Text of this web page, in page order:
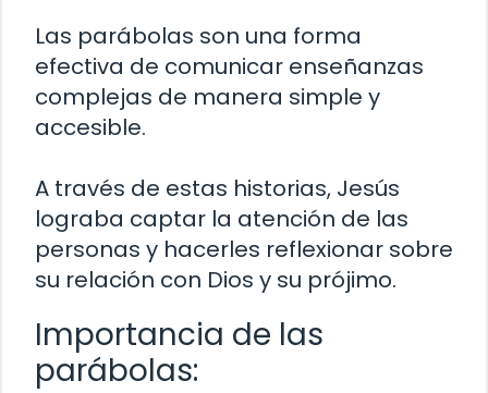
Las parábolas son una forma
efectiva de comunicar enseñanzas
complejas de manera simple y
accesible.
A través de estas historias, Jesús
lograba captar la atención de las
personas y hacerles reflexionar sobre
su relación con Dios y su prójimo.
Importancia de las
parábolas: